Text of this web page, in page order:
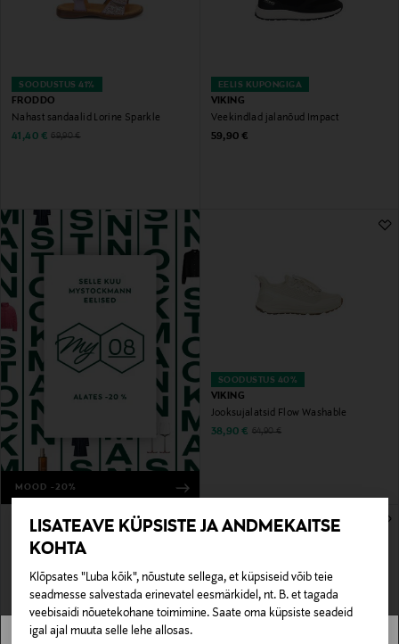
LISATEAVE KÜPSISTE JA ANDMEKAITSE
KOHTA
Klõpsates "Luba kõik", nõustute sellega, et küpsiseid võib teie
seadmesse salvestada erinevatel eesmärkidel, nt. B. et tagada
veebisaidi nõuetekohane toimimine. Saate oma küpsiste seadeid
igal ajal muuta selle lehe allosas.
SOODUSTUS 41%
FRODDO
Nahast sandaalid Lorine Sparkle
Discounted Price
41,40 € Original Price
69,90 €
EELIS KUPONGIGA
VIKING
Veekindlad jalanõud Impact
Original Price
59,90 €
MOOD -20%
SOODUSTUS 40%
VIKING
Jooksujalatsid Flow Washable
Discounted Price
38,90 € Original Price
64,90 €